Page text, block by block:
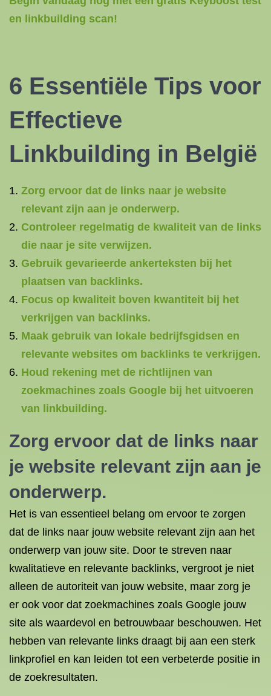
en linkbuilding scan!
6 Essentiële Tips voor
Effectieve
Linkbuilding in België
Zorg ervoor dat de links naar je website
relevant zijn aan je onderwerp.
Controleer regelmatig de kwaliteit van de links
die naar je site verwijzen.
Gebruik gevarieerde ankerteksten bij het
plaatsen van backlinks.
Focus op kwaliteit boven kwantiteit bij het
verkrijgen van backlinks.
Maak gebruik van lokale bedrijfsgidsen en
relevante websites om backlinks te verkrijgen.
Houd rekening met de richtlijnen van
zoekmachines zoals Google bij het uitvoeren
van linkbuilding.
Zorg ervoor dat de links naar
je website relevant zijn aan je
onderwerp.
Het is van essentieel belang om ervoor te zorgen
dat de links naar jouw website relevant zijn aan het
onderwerp van jouw site. Door te streven naar
kwalitatieve en relevante backlinks, vergroot je niet
alleen de autoriteit van jouw website, maar zorg je
er ook voor dat zoekmachines zoals Google jouw
site als waardevol en betrouwbaar beschouwen. Het
hebben van relevante links draagt bij aan een sterk
linkprofiel en kan leiden tot een verbeterde positie in
de zoekresultaten.